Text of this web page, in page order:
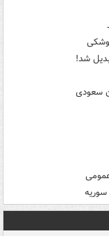
شد!
سعودی
سوریه